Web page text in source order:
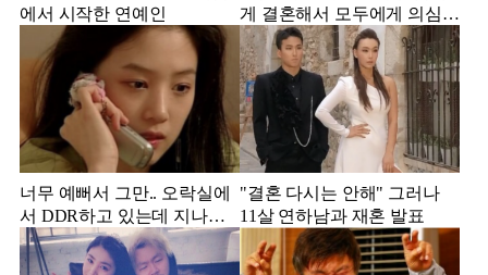
에서 시작한 연예인
게 결혼해서 모두에게 의심
받았던 스타
너무 예뻐서 그만.. 오락실에
서 DDR하고 있는데 지나가
던 이상민이 캐스팅했다는 연
예인
"결혼 다시는 안해" 그러나
11살 연하남과 재혼 발표